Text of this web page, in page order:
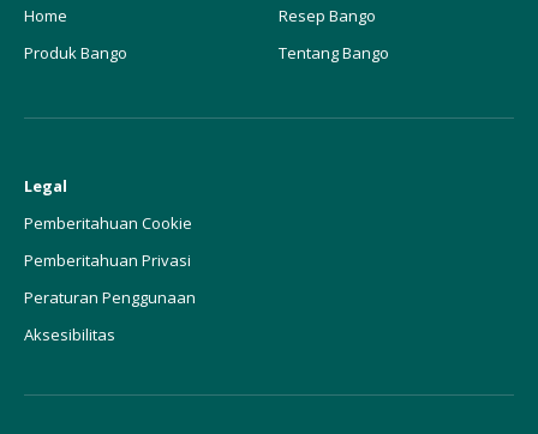
Home
Produk Bango
Resep Bango
Tentang Bango
Legal
Pemberitahuan Cookie
Pemberitahuan Privasi
Peraturan Penggunaan
Aksesibilitas